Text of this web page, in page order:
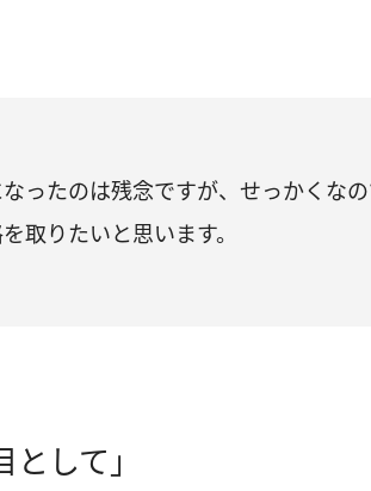
なったのは残念ですが、せっかくな
取りたいと思います。
として」